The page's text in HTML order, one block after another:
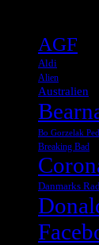
AGF
Aldi
Alien
Australien
Bo Gorzelak
Breaking Bad
Danmarks